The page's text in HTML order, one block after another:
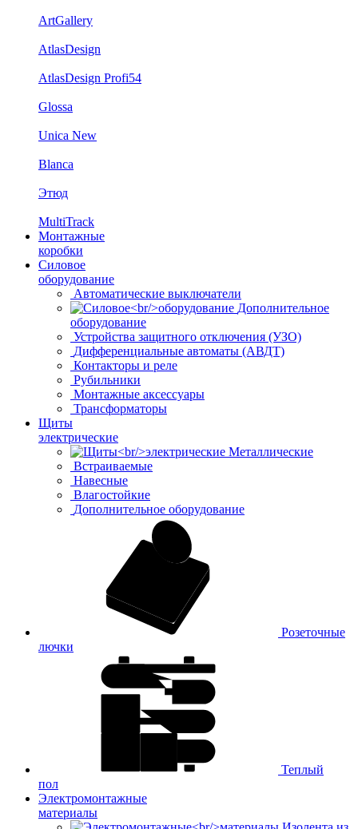
ArtGallery
AtlasDesign
AtlasDesign Profi54
Glossa
Unica New
Blanca
Этюд
MultiTrack
Монтажные
коробки
Силовое
оборудование
Автоматические выключатели
Дополнительное
оборудование
Устройства защитного отключения (УЗО)
Дифференциальные автоматы (АВДТ)
Контакторы и реле
Рубильники
Монтажные аксессуары
Трансформаторы
Щиты
электрические
Металлические
Встраиваемые
Навесные
Влагостойкие
Дополнительное оборудование
Розеточные
лючки
Теплый
пол
Электромонтажные
материалы